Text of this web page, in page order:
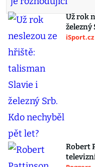
Už rok
železný
iSport.cz
Robert